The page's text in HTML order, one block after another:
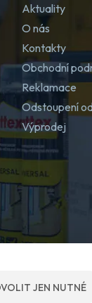
Aktuality
O nás
Kontakty
Obchodní
Reklamace
Odstoupení
Výprodej
JEN NUTNÉ